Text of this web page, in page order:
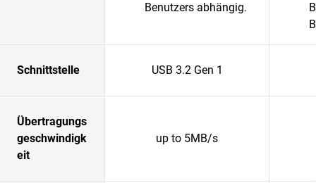
Benutzers abhängig.
Schnittstelle USB 3.2 Gen 1
Übertragungs
geschwindigk
eit
up to 5MB/s